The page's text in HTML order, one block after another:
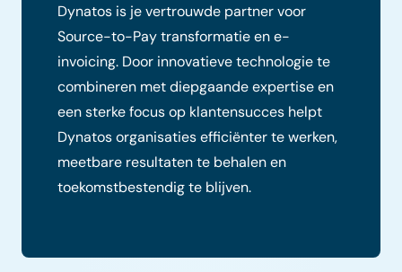
Dynatos is je vertrouwde partner voor
Source-to-Pay transformatie en e-
invoicing. Door innovatieve technologie te
combineren met diepgaande expertise en
een sterke focus op klantensucces helpt
Dynatos organisaties efficiënter te werken,
meetbare resultaten te behalen en
toekomstbestendig te blijven.